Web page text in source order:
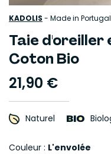
KADOLIS - Made in Portugal
Taie d'oreiller
Coton Bio
21,90 €
Naturel
Couleur : L'envolée